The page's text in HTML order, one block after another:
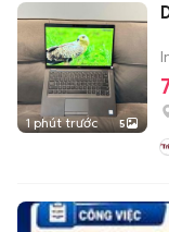
1 phút trước 5